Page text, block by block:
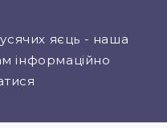
яєць - наша
інформаційно